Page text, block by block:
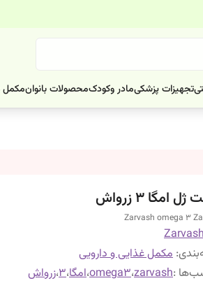
تجهیزات پزشکیمادر وکودکمحصولات بانوانمکمل
امگا ۳ زرواش
Zarvash omega 3
: مکمل غذایی و دارویی
:
zarvash،omega3،امگا،۳،زرواش